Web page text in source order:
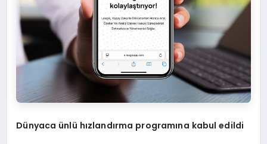
Dünyaca ünlü hızlandırma programına kabul edildi